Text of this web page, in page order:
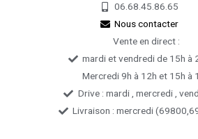
06.68.45.86.65
Nous contacter
Vente en direct :
mardi et vendredi de 15h à
Mercredi 9h à 12h et 15h à
Drive : mardi , mercredi ,
Livraison : mercredi